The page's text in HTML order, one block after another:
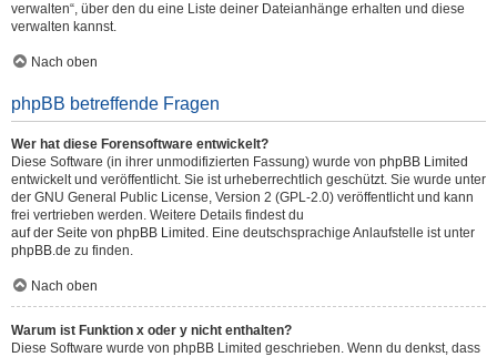
verwalten“, über den du eine Liste deiner Dateianhänge erhalten und diese
verwalten kannst.
Nach oben
phpBB betreffende Fragen
Wer hat diese Forensoftware entwickelt?
Diese Software (in ihrer unmodifizierten Fassung) wurde von phpBB Limited
entwickelt und veröffentlicht. Sie ist urheberrechtlich geschützt. Sie wurde unter
der GNU General Public License, Version 2 (GPL-2.0) veröffentlicht und kann
frei vertrieben werden. Weitere Details findest du
auf der Seite von phpBB Limited . Eine deutschsprachige Anlaufstelle ist unter
phpBB.de zu finden.
Nach oben
Warum ist Funktion x oder y nicht enthalten?
Diese Software wurde von phpBB Limited geschrieben. Wenn du denkst, dass